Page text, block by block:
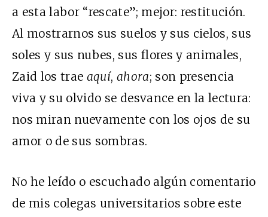
a esta labor “rescate”; mejor: restitución.
Al mostrarnos sus suelos y sus cielos, sus
soles y sus nubes, sus flores y animales,
Zaid los trae aquí, ahora; son presencia
viva y su olvido se desvance en la lectura:
nos miran nuevamente con los ojos de su
amor o de sus sombras.
No he leído o escuchado algún comentario
de mis colegas universitarios sobre este